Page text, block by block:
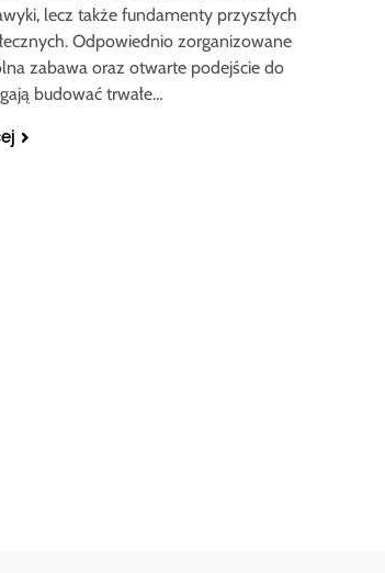
lecz także fundamenty przyszłych
Odpowiednio zorganizowane
zabawa oraz otwarte podejście do
budować trwałe…